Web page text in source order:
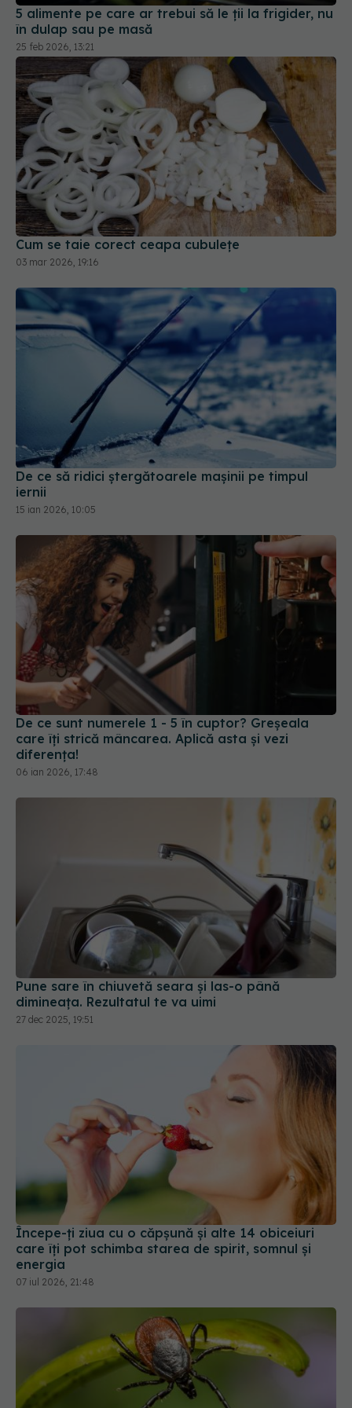
25 feb 2026, 13:21
Cum se taie corect ceapa cubulețe
03 mar 2026, 19:16
De ce să ridici ștergătoarele mașinii pe timpul
iernii
15 ian 2026, 10:05
De ce sunt numerele 1 - 5 în cuptor? Greșeala
care îți strică mâncarea. Aplică asta și vezi
diferența!
06 ian 2026, 17:48
Pune sare în chiuvetă seara și las-o până
dimineața. Rezultatul te va uimi
27 dec 2025, 19:51
Începe-ți ziua cu o căpșună și alte 14 obiceiuri
care îți pot schimba starea de spirit, somnul și
energia
07 iul 2026, 21:48